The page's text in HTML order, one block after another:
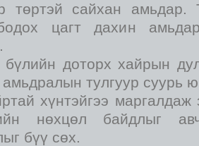
төртэй сайхан амьдар.
цагт дахин
бүлийн доторх хайрын
тулгуур суурь
хүнтэйгээ маргалдаж
нөхцөл байдлыг
бүү сөх.